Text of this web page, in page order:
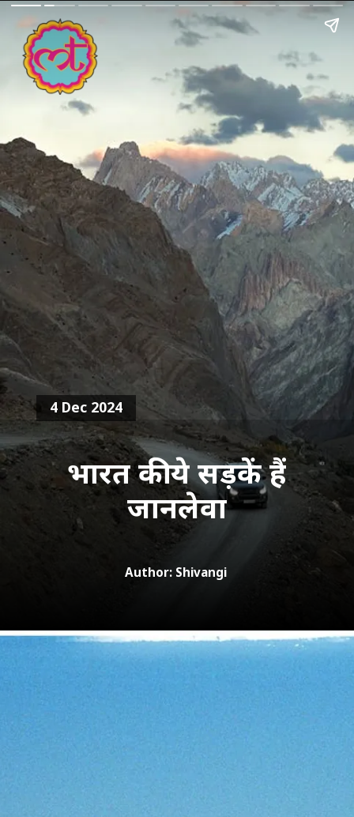
भारत की ये सड़कें हैं
जानलेवा
4 Dec 2024
Author: Shivangi